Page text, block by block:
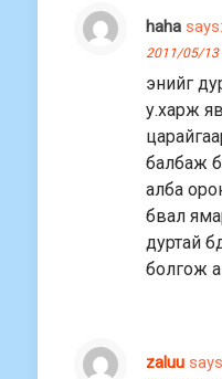
haha says:
2011/05/13
энийг
у.харж
балбаж
алба
бвал
дуртай
болгож
zaluu